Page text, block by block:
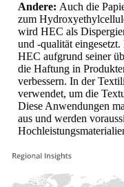
Andere: Auch die
zum
wird HEC als
und -qualität
HEC aufgrund seiner
die Haftung in
verbessern. In der
verwendet, um die
Diese Anwendungen
aus und werden